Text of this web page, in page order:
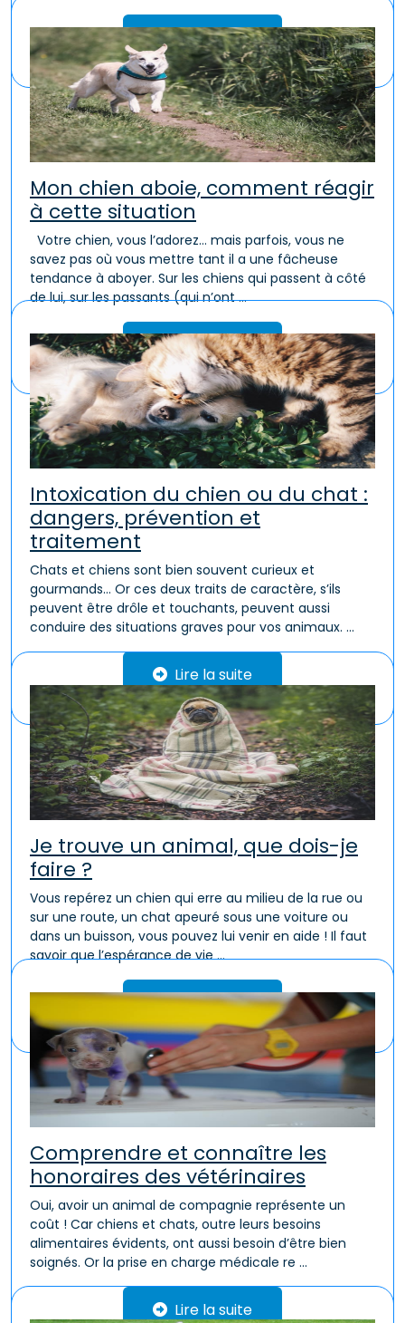
Lire la suite
Mon chien aboie, comment réagir
à cette situation
Votre chien, vous l’adorez… mais parfois, vous ne
savez pas où vous mettre tant il a une fâcheuse
tendance à aboyer. Sur les chiens qui passent à côté
de lui, sur les passants (qui n’ont ...
Lire la suite
Intoxication du chien ou du chat :
dangers, prévention et
traitement
Chats et chiens sont bien souvent curieux et
gourmands… Or ces deux traits de caractère, s’ils
peuvent être drôle et touchants, peuvent aussi
conduire des situations graves pour vos animaux. ...
Lire la suite
Je trouve un animal, que dois-je
faire ?
Vous repérez un chien qui erre au milieu de la rue ou
sur une route, un chat apeuré sous une voiture ou
dans un buisson, vous pouvez lui venir en aide ! Il faut
savoir que l’espérance de vie ...
Lire la suite
Comprendre et connaître les
honoraires des vétérinaires
Oui, avoir un animal de compagnie représente un
coût ! Car chiens et chats, outre leurs besoins
alimentaires évidents, ont aussi besoin d’être bien
soignés. Or la prise en charge médicale re ...
Lire la suite